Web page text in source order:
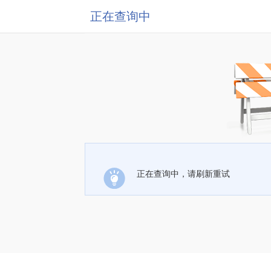
正在查询中
正在查询中，请刷新重试